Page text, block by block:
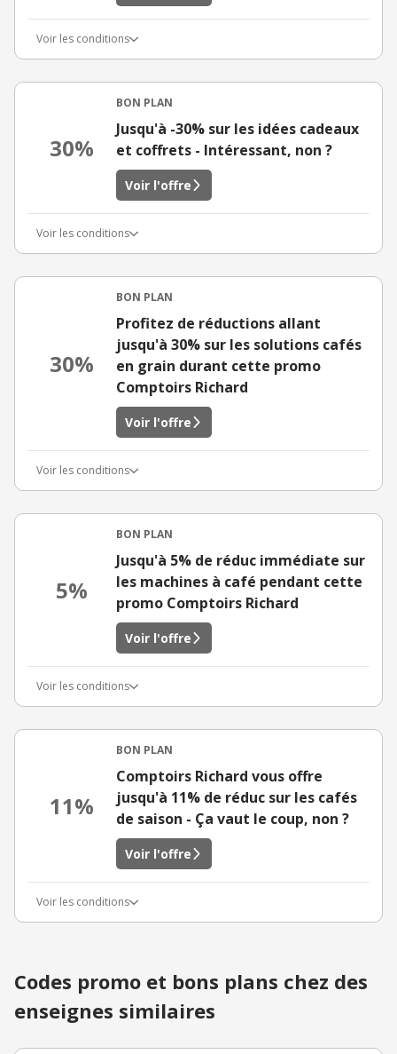
Voir les conditions
30%
BON PLAN
Jusqu'à -30% sur les idées cadeaux
et coffrets - Intéressant, non ?
Voir l'offre
Voir les conditions
30%
BON PLAN
Profitez de réductions allant
jusqu'à 30% sur les solutions cafés
en grain durant cette promo
Comptoirs Richard
Voir l'offre
Voir les conditions
5%
BON PLAN
Jusqu'à 5% de réduc immédiate sur
les machines à café pendant cette
promo Comptoirs Richard
Voir l'offre
Voir les conditions
11%
BON PLAN
Comptoirs Richard vous offre
jusqu'à 11% de réduc sur les cafés
de saison - Ça vaut le coup, non ?
Voir l'offre
Voir les conditions
Codes promo et bons plans chez des
enseignes similaires